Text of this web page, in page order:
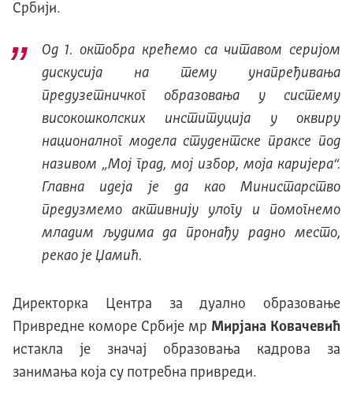
Србији.
Од 1. октобра крећемо са читавом серијом
дискусија на тему унапређивања
предузетничког образовања у систему
високошколских институција у оквиру
националног модела студентске праксе под
називом „Мој град, мој избор, моја каријера“.
Главна идеја је да као Министарство
предузмемо активнију улогу и помогнемо
младим људима да пронађу радно место,
рекао је Џамић.
Директорка Центра за дуално образовање
Привредне коморе Србије мр Мирјана Ковачевић
истакла је значај образовања кадрова за
занимања која су потребна привреди.